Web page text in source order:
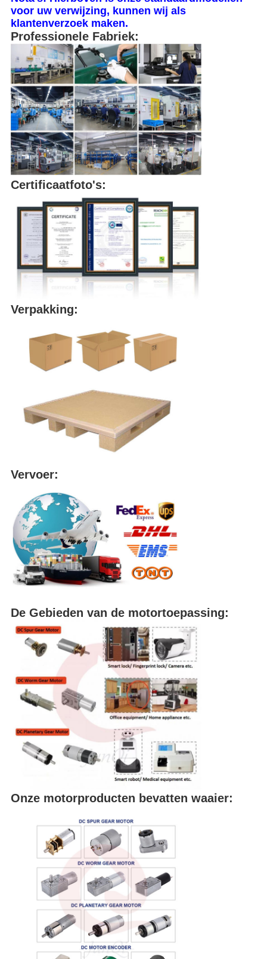
voor uw verwijzing, kunnen wij als
klantenverzoek maken.
Professionele Fabriek:
Certificaatfoto's:
Verpakking:
Vervoer:
De Gebieden van de motortoepassing:
Onze motorproducten bevatten waaier: